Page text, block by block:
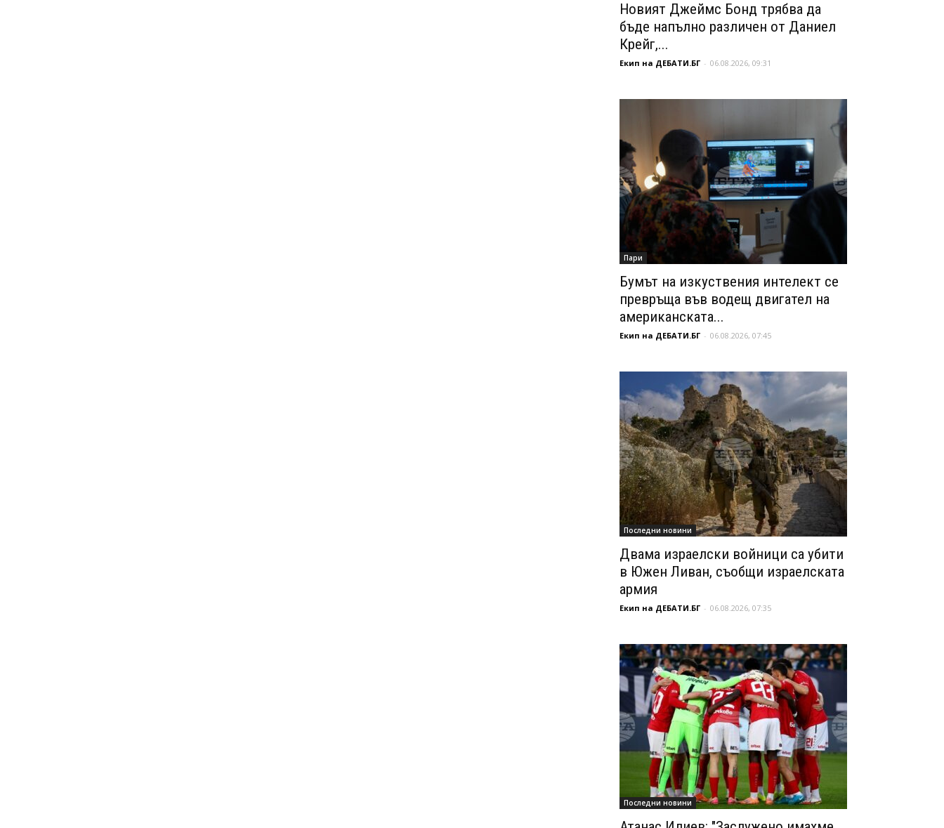
Новият Джеймс Бонд трябва да
бъде напълно различен от Даниел
Крейг,...
Екип на ДЕБАТИ.БГ - 06.08.2026, 09:31
Пари
Бумът на изкуствения интелект се
превръща във водещ двигател на
американската...
Екип на ДЕБАТИ.БГ - 06.08.2026, 07:45
Последни новини
Двама израелски войници са убити
в Южен Ливан, съобщи израелската
армия
Екип на ДЕБАТИ.БГ - 06.08.2026, 07:35
Последни новини